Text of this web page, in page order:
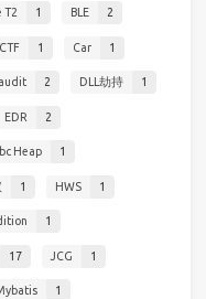
T2 1 BLE 2
CTF 1 Car 1
2 DLL劫持 1
EDR 2
Heap 1
1 HWS 1
1
17 JCG 1
1